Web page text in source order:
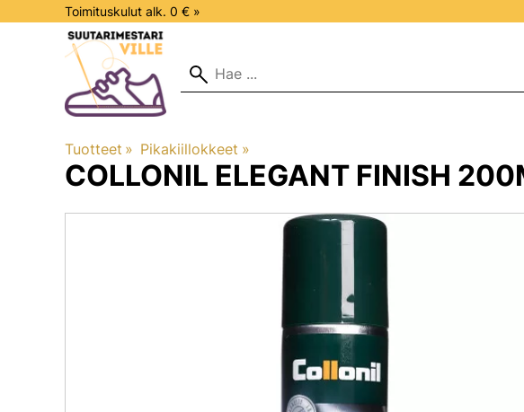
Toimituskulut alk. 0 € »
Tuotteet ‪» Pikakiillokkeet ‪»
COLLONIL ELEGANT FINISH